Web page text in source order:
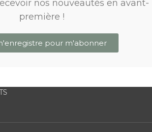
nos nouveautés en avant-
première !
pour m'abonner